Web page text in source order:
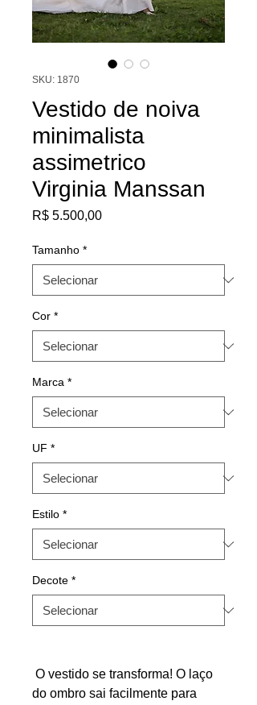
SKU: 1870
Vestido de noiva
minimalista
assimetrico
Virginia Manssan
R$ 5.500,00Preço
Tamanho *
Cor *
Marca *
UF *
Estilo *
Decote *
O vestido se transforma! O laço
do ombro sai facilmente para